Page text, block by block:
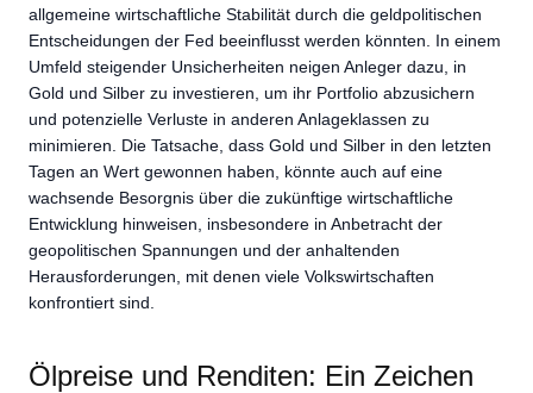
allgemeine wirtschaftliche Stabilität durch die geldpolitischen
Entscheidungen der Fed beeinflusst werden könnten. In einem
Umfeld steigender Unsicherheiten neigen Anleger dazu, in
Gold und Silber zu investieren, um ihr Portfolio abzusichern
und potenzielle Verluste in anderen Anlageklassen zu
minimieren. Die Tatsache, dass Gold und Silber in den letzten
Tagen an Wert gewonnen haben, könnte auch auf eine
wachsende Besorgnis über die zukünftige wirtschaftliche
Entwicklung hinweisen, insbesondere in Anbetracht der
geopolitischen Spannungen und der anhaltenden
Herausforderungen, mit denen viele Volkswirtschaften
konfrontiert sind.
Ölpreise und Renditen: Ein Zeichen